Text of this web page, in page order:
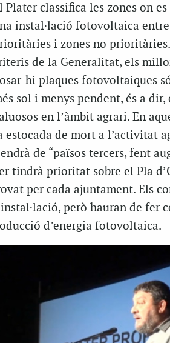
Plater classifica les zones on
instal·lació fotovoltaica
i zones no prioritàries.
de la Generalitat, els
hi plaques fotovoltaiques
sol i menys pendent, és a dir,
en l’àmbit agrari. En
estocada de mort a l’activitat
de “països tercers, fent
tindrà prioritat sobre el Pla
per cada ajuntament. Els
però hauran de fer
d’energia fotovoltaica.